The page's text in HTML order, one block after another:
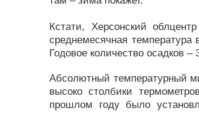
Кстати, Херсонский
среднемесячная
Годовое количество осадков
Абсолютный температурный
высоко столбики
прошлом году было